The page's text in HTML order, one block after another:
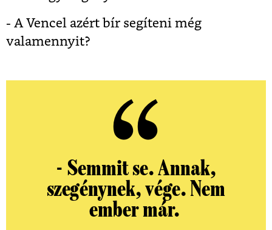
- A Vencel azért bír segíteni még
valamennyit?
- Semmit se. Annak,
szegénynek, vége. Nem
ember már.